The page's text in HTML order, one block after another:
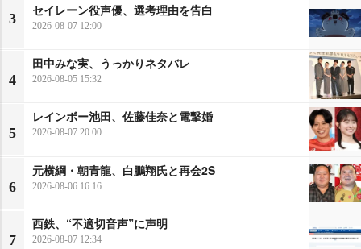
3
セイレーン役声優、選考理由を告白
2026-08-07 12:00
4
田中みな実、うっかりネタバレ
2026-08-05 15:32
5
レインボー池田、佐藤佳奈と電撃婚
2026-08-07 20:00
6
元横綱・朝青龍、白鵬翔氏と再会2S
2026-08-06 16:16
7
西鉄、“不適切音声”に声明
2026-08-07 12:34